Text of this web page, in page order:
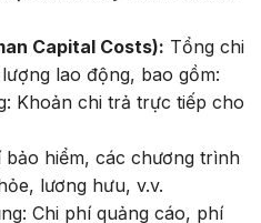
Capital Costs): Tổng chi
lao động, bao gồm:
Khoản chi trả trực tiếp cho
bảo hiểm, các chương trình
lương hưu, v.v.
Chi phí quảng cáo, phí